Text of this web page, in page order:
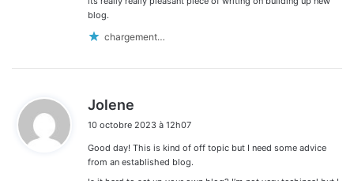
blog.
chargement…
Jolene
t
:
10 octobre 2023 à 12h07
Good day! This is kind of off topic but I need some advice
from an established blog.